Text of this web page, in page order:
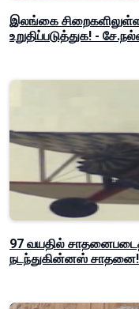
இலங்கை
உறுதிப்படுத்துக! -
97 வயதில்
நடந்துகின்னஸ் சாதனை!